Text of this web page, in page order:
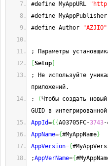
#define MyAppURL
#define MyAppPublisher
#define Author
"AZJIO"
; Параметры
Setup
; Не используйте
приложений.
;
(Чтобы создать
GUID в
AppId={ {A03705FC-3743-
AppName={#MyAppName}
AppVersion={
;AppVerName={